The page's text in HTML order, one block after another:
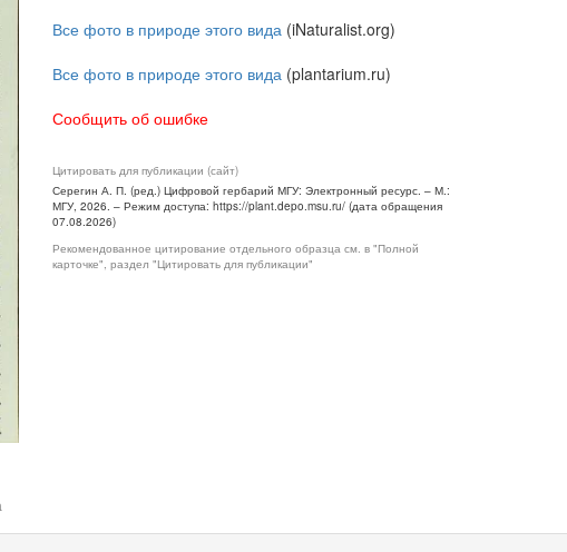
Все фото в природе этого вида (iNaturalist.org)
Все фото в природе этого вида (plantarium.ru)
Сообщить об ошибке
Цитировать для публикации (сайт)
Серегин А. П. (ред.) Цифровой гербарий МГУ: Электронный ресурс. – М.:
МГУ, 2026. – Режим доступа: https://plant.depo.msu.ru/ (дата обращения
07.08.2026)
Рекомендованное цитирование отдельного образца см. в "Полной
карточке", раздел "Цитировать для публикации"